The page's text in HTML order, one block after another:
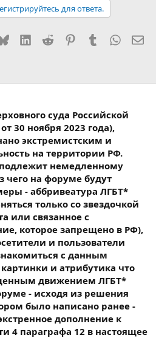
для ответа.
BlueskyLinkedIn
Reddit PinterestTumblr
суда Российской
30 ноября 2023 года),
экстремистским и
на территории РФ.
немедленному
чего на форуме будут
- аббривеатура ЛГБТ*
только со звездочкой
или связанное с
которое запрещено в РФ),
и пользователи
с данным
и атрибутика что
движением ЛГБТ*
- исходя из решения
было написано ранее -
дополнение к
4 параграфа 12 в настоящее